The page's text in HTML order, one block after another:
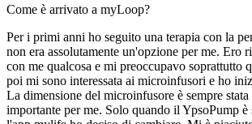
Come è arrivato a myLoop?
Per i primi anni ho seguito una terapia con la
non era assolutamente un'opzione per me. Ero
con me qualcosa e mi preoccupavo soprattutto
poi mi sono interessata ai microinfusori e ho
La dimensione del microinfusore è sempre stata
importante per me. Solo quando il YpsoPump è